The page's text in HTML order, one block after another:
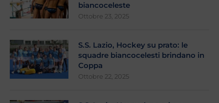
biancoceleste
Ottobre 23, 2025
S.S. Lazio, Hockey su prato: le
squadre biancocelesti brindano in
Coppa
Ottobre 22, 2025